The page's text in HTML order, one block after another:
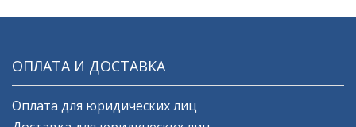
ОПЛАТА И ДОСТАВКА
Оплата для юридических лиц